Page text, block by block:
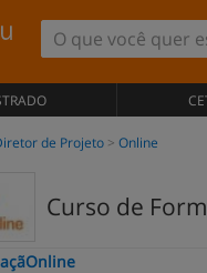
de Projeto Online
Curso de